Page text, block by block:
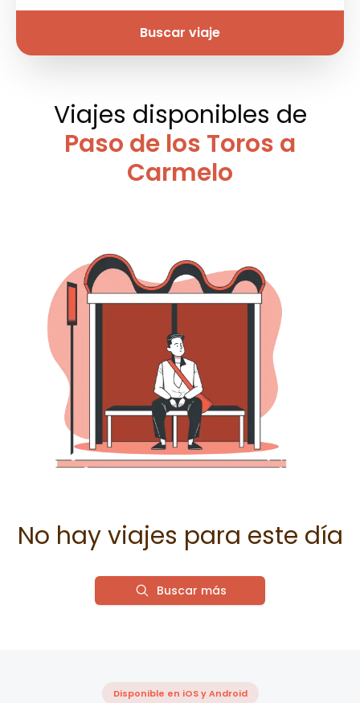
Buscar viaje
Viajes disponibles de
Paso de los Toros a
Carmelo
No hay viajes para este día
Buscar más
Disponible en iOS y Android